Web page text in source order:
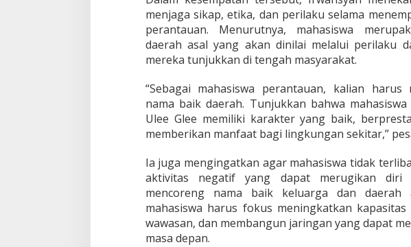
menjaga sikap, etika, dan perilaku selama
perantauan. Menurutnya, mahasiswa
daerah asal yang akan dinilai melalui perilaku
mereka tunjukkan di tengah masyarakat.
“Sebagai mahasiswa perantauan, kalian harus
nama baik daerah. Tunjukkan bahwa
Ulee Glee memiliki karakter yang baik,
memberikan manfaat bagi lingkungan sekitar,”
Ia juga mengingatkan agar mahasiswa tidak
aktivitas negatif yang dapat merugikan diri
mencoreng nama baik keluarga dan daerah
mahasiswa harus fokus meningkatkan
wawasan, dan membangun jaringan yang dapat
masa depan.